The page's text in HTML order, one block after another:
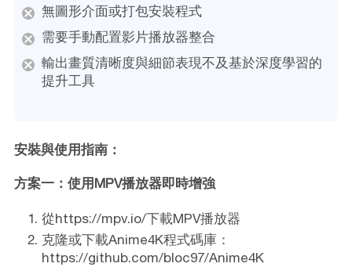
無圖形介面或打包安裝程式
需要手動配置影片播放器整合
輸出畫質清晰度與細節表現不及基於深度學習的
提升工具
安裝與使用指南：
方案一：使用MPV播放器即時增強
從https://mpv.io/下載MPV播放器
克隆或下載Anime4K程式碼庫：
https://github.com/bloc97/Anime4K